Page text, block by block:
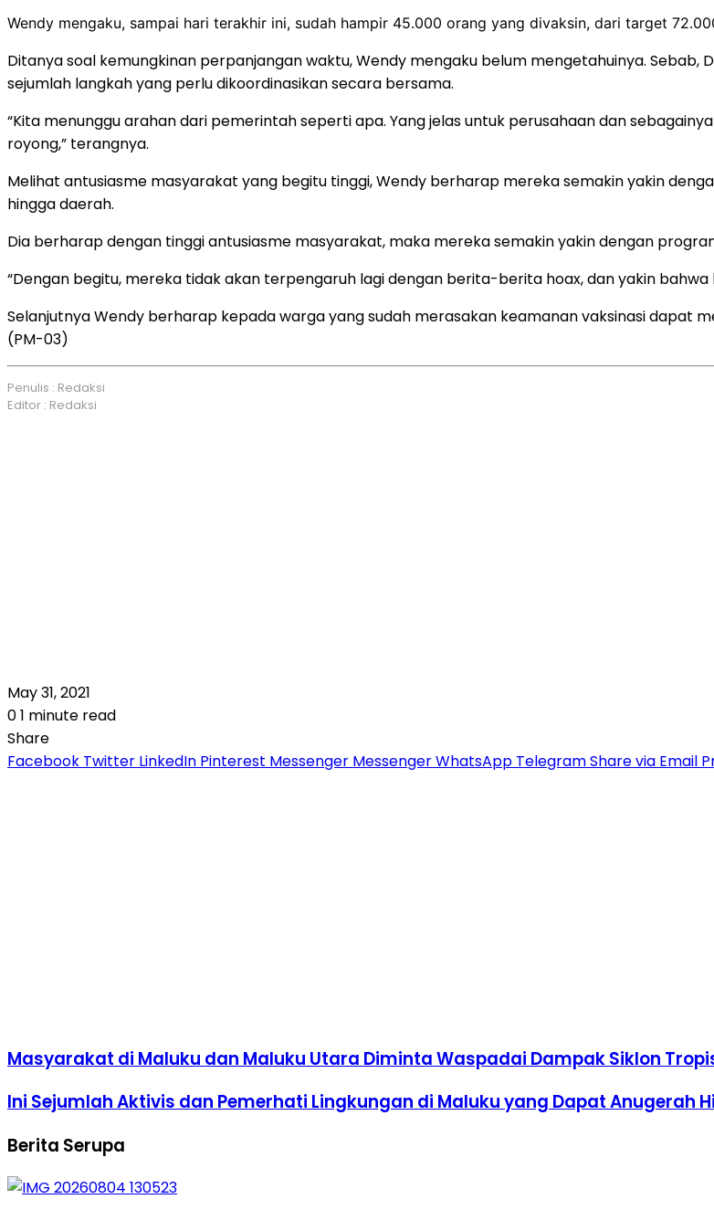
Wendy mengaku, sampai hari terakhir ini, sudah hampir 45.000 orang yang divaksin, dari target
Ditanya soal kemungkinan perpanjangan waktu, Wendy mengaku belum mengetahuinya. Sebab,
sejumlah langkah yang perlu dikoordinasikan secara bersama.
“Kita menunggu arahan dari pemerintah seperti apa. Yang jelas untuk perusahaan dan
royong,” terangnya.
Melihat antusiasme masyarakat yang begitu tinggi, Wendy berharap mereka semakin yakin
hingga daerah.
Dia berharap dengan tinggi antusiasme masyarakat, maka mereka semakin yakin dengan
“Dengan begitu, mereka tidak akan terpengaruh lagi dengan berita-berita hoax, dan yakin
Selanjutnya Wendy berharap kepada warga yang sudah merasakan keamanan vaksinasi dapat
(PM-03)
Penulis : Redaksi
Editor : Redaksi
May 31, 2021
01 minute read
Share
Facebook Twitter LinkedIn Pinterest Messenger MessengerWhatsApp TelegramShare via Email
Masyarakat di Maluku dan Maluku Utara Diminta Waspadai Dampak Siklon
Ini Sejumlah Aktivis dan Pemerhati Lingkungan di Maluku yang Dapat Anugerah
Berita Serupa